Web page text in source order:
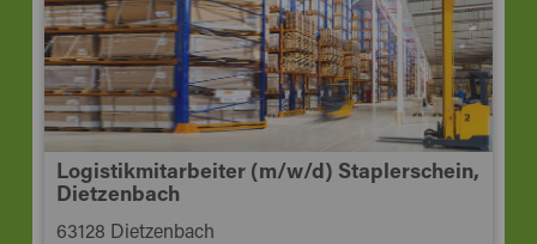
Logistikmitarbeiter (m/w/d) Staplerschein,
Dietzenbach
63128 Dietzenbach